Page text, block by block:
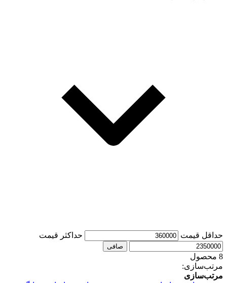
حداقل قیمت حداكثر قيمت
صافی
8 محصول
مرتب‌سازی:
مرتب‌سازی